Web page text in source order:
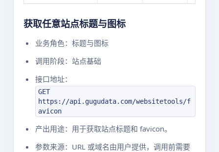
获取任意站点标题与图标
业务角色：标题与图标
调用阶段：站点基础
接口地址：
GET
https://api.gugudata.com/websitetools/f
avicon
产出用途：用于获取站点标题和 favicon。
参数来源：URL 或域名由用户提供，调用前需要